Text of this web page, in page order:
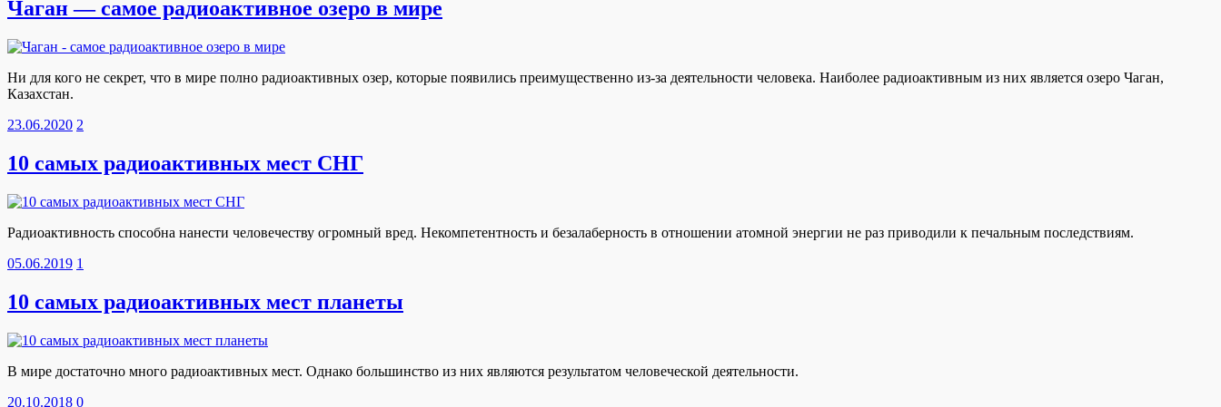
Чаган — самое радиоактивное озеро в мире
Ни для кого не секрет, что в мире полно радиоактивных озер, которые появились преимущественно из-за деятельности человека. Наиболее радиоактивным из них является озеро Чаган,
Казахстан.
23.06.2020 2
10 самых радиоактивных мест СНГ
Радиоактивность способна нанести человечеству огромный вред. Некомпетентность и безалаберность в отношении атомной энергии не раз приводили к печальным последствиям.
05.06.2019 1
10 самых радиоактивных мест планеты
В мире достаточно много радиоактивных мест. Однако большинство из них являются результатом человеческой деятельности.
20.10.2018 0